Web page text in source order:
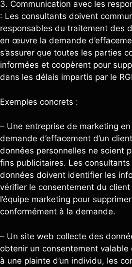
3. Communication avec les
: Les consultants doivent
responsables du traitement des
en œuvre la demande
s’assurer que toutes les parties
informées et coopèrent pour
dans les délais impartis par le
Exemples concrets :
– Une entreprise de marketing
demande d’effacement d’un
données personnelles ne soient
fins publicitaires. Les
données doivent identifier les
vérifier le consentement du
l’équipe marketing pour
conformément à la demande.
– Un site web collecte des
obtenir un consentement valable
à une plainte d’un individu, les